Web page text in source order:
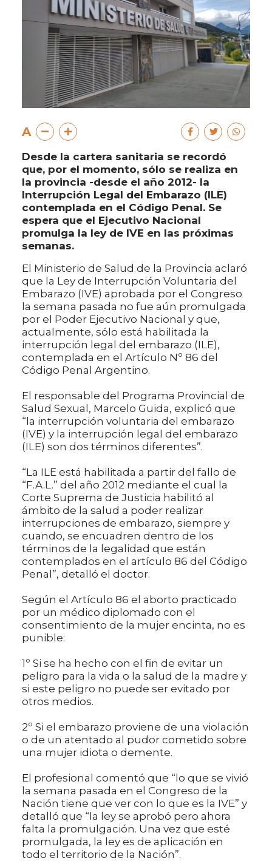
A
Desde la cartera sanitaria se recordó
que, por el momento, sólo se realiza en
la provincia -desde el año 2012- la
Interrupción Legal del Embarazo (ILE)
contemplada en el Código Penal. Se
espera que el Ejecutivo Nacional
promulga la ley de IVE en las próximas
semanas.
El Ministerio de Salud de la Provincia aclaró
que la Ley de Interrupción Voluntaria del
Embarazo (IVE) aprobada por el Congreso
la semana pasada no fue aún promulgada
por el Poder Ejecutivo Nacional y que,
actualmente, sólo está habilitada la
interrupción legal del embarazo (ILE),
contemplada en el Artículo Nº 86 del
Código Penal Argentino.
El responsable del Programa Provincial de
Salud Sexual, Marcelo Guida, explicó que
“la interrupción voluntaria del embarazo
(IVE) y la interrupción legal del embarazo
(ILE) son dos términos diferentes”.
“La ILE está habilitada a partir del fallo de
“F.A.L.” del año 2012 mediante el cual la
Corte Suprema de Justicia habilitó al
ámbito de la salud a poder realizar
interrupciones de embarazo, siempre y
cuando, se encuadren dentro de los
términos de la legalidad que están
contemplados en el artículo 86 del Código
Penal”, detalló el doctor.
Según el Artículo 86 el aborto practicado
por un médico diplomado con el
consentimiento de la mujer encinta, no es
punible:
1º Si se ha hecho con el fin de evitar un
peligro para la vida o la salud de la madre y
si este peligro no puede ser evitado por
otros medios.
2º Si el embarazo proviene de una violación
o de un atentado al pudor cometido sobre
una mujer idiota o demente.
El profesional comentó que “lo que se vivió
la semana pasada en el Congreso de la
Nación tiene que ver con lo que es la IVE” y
detalló que “la ley se aprobó pero ahora
falta la promulgación. Una vez que esté
promulgada, la ley es de aplicación en
todo el territorio de la Nación”.